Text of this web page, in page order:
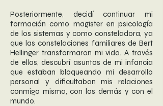
Posteriormente, decidí continuar mi
formación como magister en psicología
de los sistemas y como consteladora, ya
que las constelaciones familiares de Bert
Hellinger transformaron mi vida. A través
de ellas, descubrí asuntos de mi infancia
que estaban bloqueando mi desarrollo
personal y dificultaban mis relaciones
conmigo misma, con los demás y con el
mundo.